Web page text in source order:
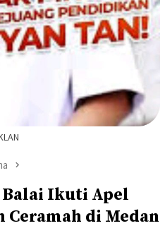
Ikuti Apel
Ceramah di Medan